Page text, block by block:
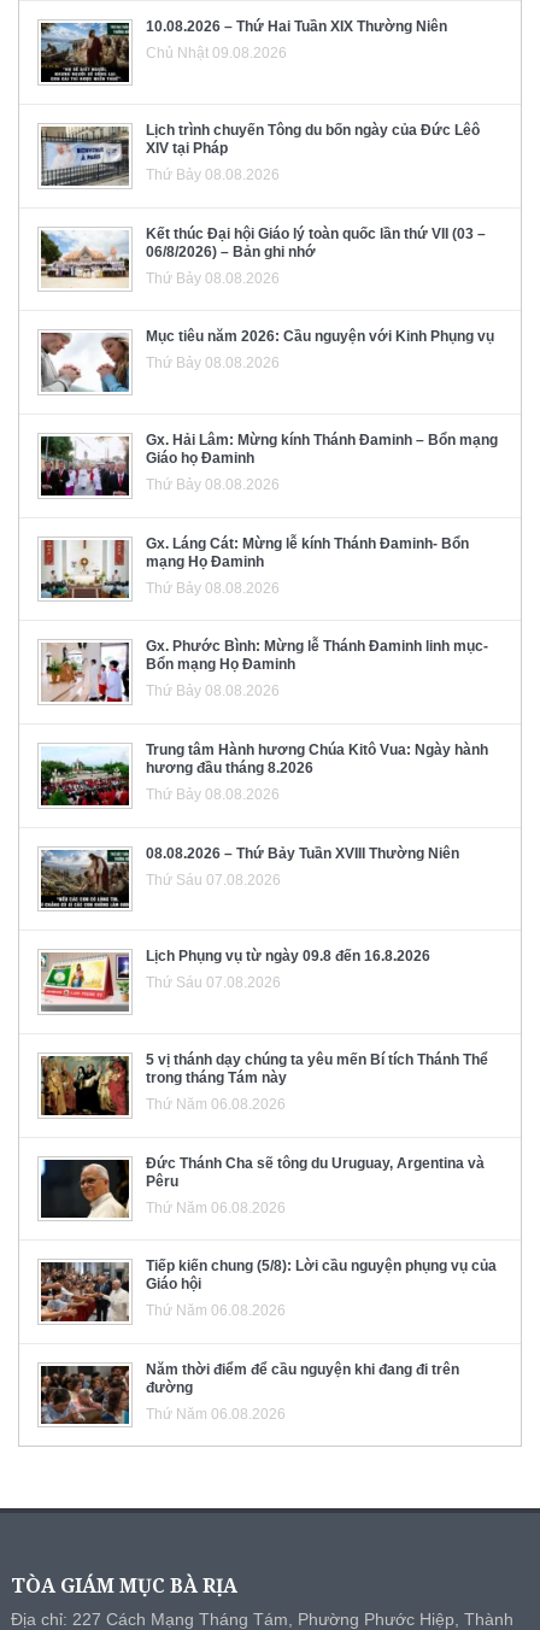
10.08.2026 – Thứ Hai Tuần XIX Thường Niên
Chủ Nhật 09.08.2026
Lịch trình chuyến Tông du bốn ngày của Đức Lêô
XIV tại Pháp
Thứ Bảy 08.08.2026
Kết thúc Đại hội Giáo lý toàn quốc lần thứ VII (03 –
06/8/2026) – Bản ghi nhớ
Thứ Bảy 08.08.2026
Mục tiêu năm 2026: Cầu nguyện với Kinh Phụng vụ
Thứ Bảy 08.08.2026
Gx. Hải Lâm: Mừng kính Thánh Đaminh – Bổn mạng
Giáo họ Đaminh
Thứ Bảy 08.08.2026
Gx. Láng Cát: Mừng lễ kính Thánh Đaminh- Bổn
mạng Họ Đaminh
Thứ Bảy 08.08.2026
Gx. Phước Bình: Mừng lễ Thánh Đaminh linh mục-
Bổn mạng Họ Đaminh
Thứ Bảy 08.08.2026
Trung tâm Hành hương Chúa Kitô Vua: Ngày hành
hương đầu tháng 8.2026
Thứ Bảy 08.08.2026
08.08.2026 – Thứ Bảy Tuần XVIII Thường Niên
Thứ Sáu 07.08.2026
Lịch Phụng vụ từ ngày 09.8 đến 16.8.2026
Thứ Sáu 07.08.2026
5 vị thánh dạy chúng ta yêu mến Bí tích Thánh Thể
trong tháng Tám này
Thứ Năm 06.08.2026
Đức Thánh Cha sẽ tông du Uruguay, Argentina và
Pêru
Thứ Năm 06.08.2026
Tiếp kiến chung (5/8): Lời cầu nguyện phụng vụ của
Giáo hội
Thứ Năm 06.08.2026
Năm thời điểm để cầu nguyện khi đang đi trên
đường
Thứ Năm 06.08.2026
TÒA GIÁM MỤC BÀ RỊA
Địa chỉ: 227 Cách Mạng Tháng Tám, Phường Phước Hiệp, Thành